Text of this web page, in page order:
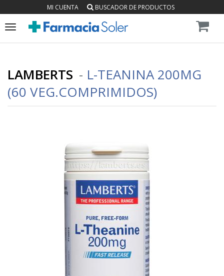
MI CUENTA BUSCADOR DE PRODUCTOS
Toggle
LAMBERTS - L-TEANINA 200MG
(60 VEG.COMPRIMIDOS)